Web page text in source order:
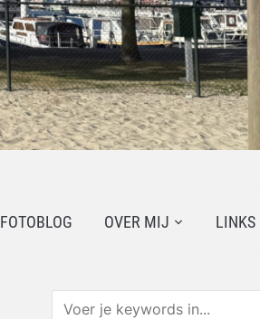
FOTOBLOG OVER MIJ LINKS